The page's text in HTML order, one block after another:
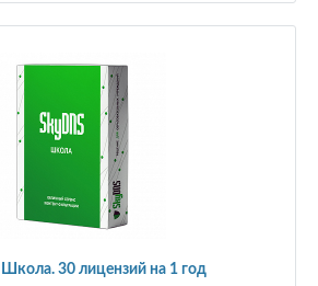
30 лицензий на 1 год